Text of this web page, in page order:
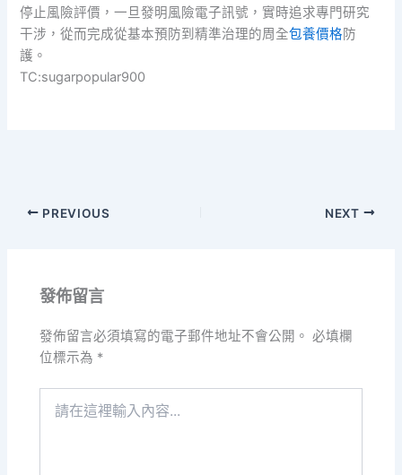
停止風險評價，一旦發明風險電子訊號，實時追求專門研究
干涉，從而完成從基本預防到精準治理的周全包養價格防
護。
TC:sugarpopular900
PREVIOUS NEXT
發佈留言
發佈留言必須填寫的電子郵件地址不會公開。 必填欄
位標示為 *